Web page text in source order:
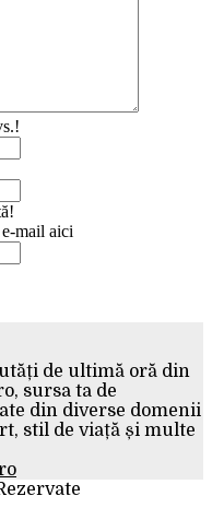
mail aici
de ultimă oră din
sursa ta de
din diverse domenii
stil de viață și multe